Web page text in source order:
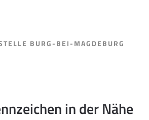
BURG-BEI-MAGDEBURG
in der Nähe